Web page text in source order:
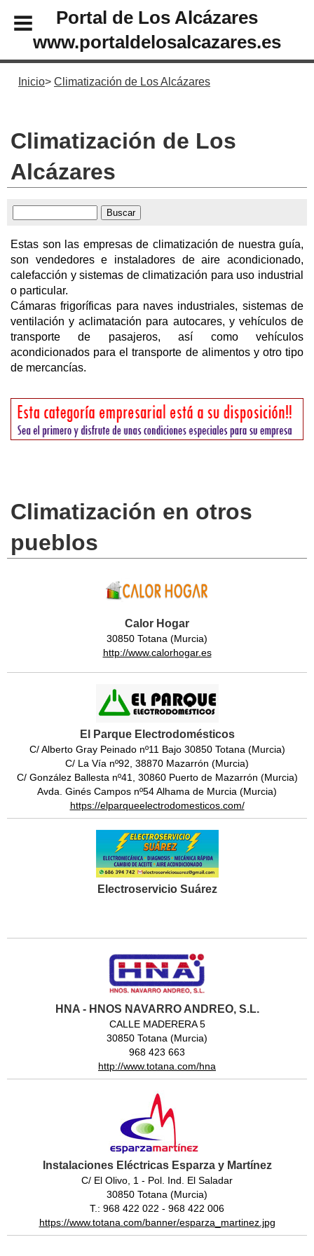
Portal de Los Alcázares
www.portaldelosalcazares.es
Inicio Climatización de Los Alcázares
Climatización de Los
Alcázares
Estas son las empresas de climatización de nuestra guía,
son vendedores e instaladores de aire acondicionado,
calefacción y sistemas de climatización para uso industrial
o particular.
Cámaras frigoríficas para naves industriales, sistemas de
ventilación y aclimatación para autocares, y vehículos de
transporte de pasajeros, así como vehículos
acondicionados para el transporte de alimentos y otro tipo
de mercancías.
Climatización en otros
pueblos
Calor Hogar
30850 Totana (Murcia)
http://www.calorhogar.es
El Parque Electrodomésticos
C/ Alberto Gray Peinado nº11 Bajo 30850 Totana (Murcia)
C/ La Vía nº92, 38870 Mazarrón (Murcia)
C/ González Ballesta nº41, 30860 Puerto de Mazarrón (Murcia)
Avda. Ginés Campos nº54 Alhama de Murcia (Murcia)
https://elparqueelectrodomesticos.com/
Electroservicio Suárez
HNA - HNOS NAVARRO ANDREO, S.L.
CALLE MADERERA 5
30850 Totana (Murcia)
968 423 663
http://www.totana.com/hna
Instalaciones Eléctricas Esparza y Martínez
C/ El Olivo, 1 - Pol. Ind. El Saladar
30850 Totana (Murcia)
T.: 968 422 022 - 968 422 006
https://www.totana.com/banner/esparza_martinez.jpg